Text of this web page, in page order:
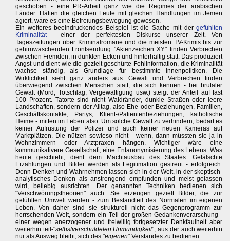
geschoben - eine PR-Arbeit ganz wie die Regimes der arabischen
Länder. Hätten die gleichen Leute mit gleichen Handlungen im Jemen
agiert, wäre es eine Befreiungsbewegung gewesen.
Ein weiteres beeindruckendes Beispiel ist die Sache mit dergefühlten
Kriminalität- einer der perfektesten Diskurse unserer Zeit. Von
Tageszeitungen über Kriminalromane und die meisten TV-Krimis bis zur
gehirnwaschenden Frontsendung "Aktenzeichen XY" finden Verbrechen
zwischen Fremden, in dunklen Ecken und hinterhältig statt. Das produziert
Angst und dient wie die gezielt geschürte Fehlinformation, die Kriminalität
wachse ständig, als Grundlage für bestimmte Innenpolitiken. Die
Wirklichkeit sieht ganz anders aus: Gewalt und Verbrechen finden
überwiegend zwischen Menschen statt, die sich kennen - bei brutaler
Gewalt (Mord, Totschlag, Vergewaltigung usw.) steigt der Anteil auf fast
100 Prozent. Tatorte sind nicht Waldränder, dunkle Straßen oder leere
Landschaften, sondern der Alltag, also Ehe oder Beziehungen, Familien,
Geschäftskontakte, Partys, Klient-/Patientenbeziehungen, katholische
Heime - mitten im Leben also. Um solche Gewalt zu verhindern, bedarf es
keiner Aufrüstung der Polizei und auch keiner neuen Kameras auf
Marktplätzen. Die nützen sowieso nicht - wenn, dann müssten sie ja in
Wohnzimmern oder Arztpraxen hängen. Wichtiger wäre eine
kommunikativere Gesellschaft, eine Entanonymisierung des Lebens. Was
heute geschieht, dient dem Machtausbau des Staates. Gefälschte
Erzählungen und Bilder werden als Legitimation gestreut - erfolgreich.
Denn Denken und Wahrnehmen lassen sich in der Welt, in der skeptisch-
analytisches Denken als anstrengend empfunden und meist gelassen
wird, beliebig ausrichten. Der genannten Techniken bedienen sich
"Verschwörungstheorien" auch. Sie erzeugen gezielt Bilder, die zur
gefühlten Umwelt werden - zum Bestandteil des Normalen im eigenen
Leben. Von daher sind sie strukturell nicht das Gegenprogramm zur
herrschenden Welt, sondern ein Teil der großen Gedankenverarschung -
einer wegen anerzogener und freiwillig fortgesetzter Denkfaulheit aber
weiterhin teil-"selbstverschuldeten Unmündigkeit", aus der auch weiterhin
nur als Ausweg bleibt, sich des "eigenen" Verstandes zu bedienen.